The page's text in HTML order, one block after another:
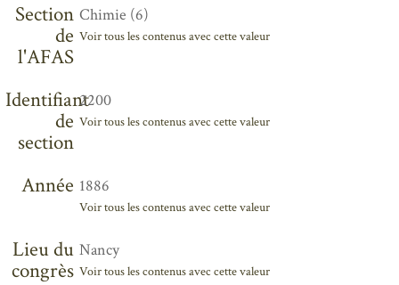
Section
de
l'AFAS
Chimie (6)
Voir tous les contenus avec cette valeur
Identifiant
de
section
2200
Voir tous les contenus avec cette valeur
Année 1886
Voir tous les contenus avec cette valeur
Lieu du
congrès
Nancy
Voir tous les contenus avec cette valeur